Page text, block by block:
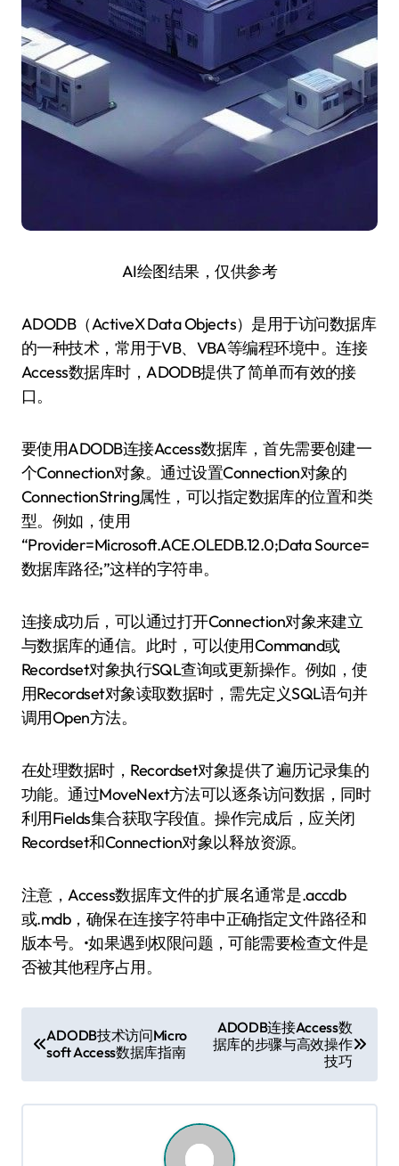
AI绘图结果，仅供参考
ADODB（ActiveX Data Objects）是用于访问数据库
的一种技术，常用于VB、VBA等编程环境中。连接
Access数据库时，ADODB提供了简单而有效的接
口。
要使用ADODB连接Access数据库，首先需要创建一
个Connection对象。通过设置Connection对象的
ConnectionString属性，可以指定数据库的位置和类
型。例如，使用
“Provider=Microsoft.ACE.OLEDB.12.0;Data Source=
数据库路径;”这样的字符串。
连接成功后，可以通过打开Connection对象来建立
与数据库的通信。此时，可以使用Command或
Recordset对象执行SQL查询或更新操作。例如，使
用Recordset对象读取数据时，需先定义SQL语句并
调用Open方法。
在处理数据时，Recordset对象提供了遍历记录集的
功能。通过MoveNext方法可以逐条访问数据，同时
利用Fields集合获取字段值。操作完成后，应关闭
Recordset和Connection对象以释放资源。
注意，Access数据库文件的扩展名通常是.accdb
或.mdb，确保在连接字符串中正确指定文件路径和
版本号。•如果遇到权限问题，可能需要检查文件是
否被其他程序占用。
章
导
航
ADODB技术访问Micro
soft Access数据库指南
ADODB连接Access数
据库的步骤与高效操作
技巧